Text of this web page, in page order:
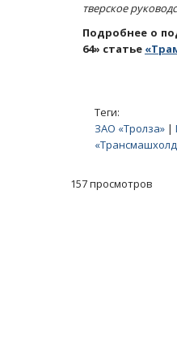
тверское
Подробнее о
64» статье
Теги:
ЗАО «Тролза» |
157 просмотров